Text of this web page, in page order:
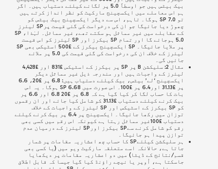
بیک بیٹس ہیں جو اوسطاََ 5.0 پر لگانے کیلئے دستیاب ہیں۔ اگر
ہم اس معاملے میں ایکسچینج مارکیٹ کو نظر انداز کرتے ہیں
تو SP 7.0 ہوگا۔ تاہم، اس سے دیگر ایکسچینج بیک بیٹس کو
چھوڑ دیا جائیگا جو ان کی درخواست کی گئی قیمت پرSP لیئرز
کے مقابلے میں غیر مماثل ہو سکتے تھے، غیر مماثل۔ لہٰذا، SP
5.0 ہوجائے گا اور تمام SP بیکرز اور SP لیئرز کو اس قیمت
پر ملایا جائیگا۔ SP ایکسچینج بیکرز کے £500 اسٹیکس بھی SP
لیئرز کے خلاف ان کی درخواست کی گئی قیمت کی 5.0 پر ملائے
جائیں گی۔
مثال 2: سلیکشن B پر SP پر بیکرز کے اسٹیکس £831 اور £4,428
لیئرز کے واجبات ہیں اور مندرجہ ذیل غیر مماثل دیگر
ایکسچینج ‘لے’ بیٹس، بیک کیلئے دستیاب ہیں: 6.8 پر £20، 6.6
پر £31.13 اور6.4 پر £100۔ اس صورت میں SP 6.68 ہوگا۔ یہ اس
بات کا حساب لگا کر کیا گیا ہے کہ 6.8 پر £20 6.8 اور 6.6 پر
بیک کرنے کیلئے دستیاب £31.13 کو شامل کیا جائے اور ان رقموں
کو SP بیکرز کے اسٹیکس اور SP لیئرز کے واجبات کے خلاف
توزان میں رکھا جائیگا۔ ایکسچینج پر 6.4 پر بیک کرنے کیلئے
دستیاب £100غیر مماثل رہتا ہے کیونکہ اس رقم میں کسی بھی
رقم کو شامل کرنے سےSP بیکرز اورSP لیئرز کے درمیان عدم
توازن پیدا ہو جائیگا۔
ہر سلیکشن کیلئےSP کا حساب چھ اعشاریہ مقامات پر شمار
جاتا ہے، حالانکہ اسے متعلقہ مارکیٹ ویو میں (یا کسی بھی
قسم/نتائج کے ڈیٹا) میں دو اعشاریہ مقامات پر دیکھایا
جاسکتا ہے، اُوپر یا نیچے راؤنڈ کیا گیا جیسا کہ قابل اطلاق